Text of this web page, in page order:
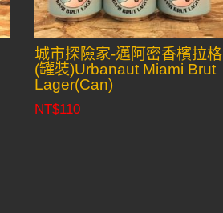
城市探險家-邁阿密香檳拉格
(罐裝)Urbanaut Miami Brut
Lager(Can)
NT$110